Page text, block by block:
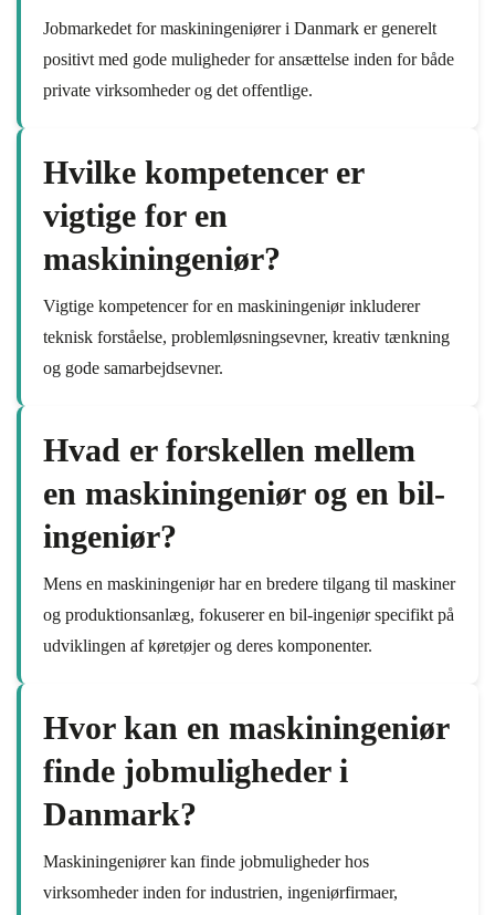
Jobmarkedet for maskiningeniører i Danmark er generelt
positivt med gode muligheder for ansættelse inden for både
private virksomheder og det offentlige.
Hvilke kompetencer er
vigtige for en
maskiningeniør?
Vigtige kompetencer for en maskiningeniør inkluderer
teknisk forståelse, problemløsningsevner, kreativ tænkning
og gode samarbejdsevner.
Hvad er forskellen mellem
en maskiningeniør og en bil-
ingeniør?
Mens en maskiningeniør har en bredere tilgang til maskiner
og produktionsanlæg, fokuserer en bil-ingeniør specifikt på
udviklingen af køretøjer og deres komponenter.
Hvor kan en maskiningeniør
finde jobmuligheder i
Danmark?
Maskiningeniører kan finde jobmuligheder hos
virksomheder inden for industrien, ingeniørfirmaer,